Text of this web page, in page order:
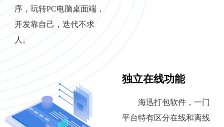
序，玩转PC电脑桌面端，
开发靠自己，迭代不求
人。
独立在线功能
海迅打包软件，一门
平台特有区分在线和离线